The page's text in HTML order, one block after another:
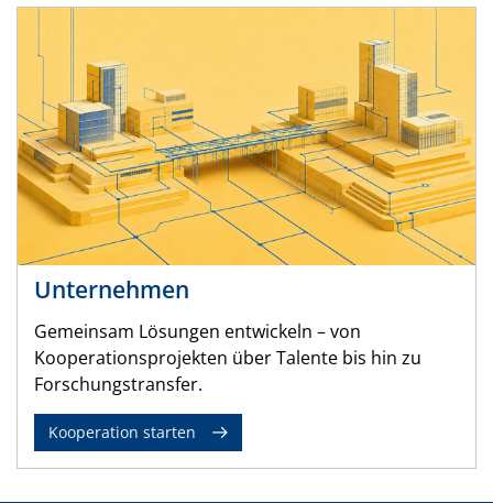
Unternehmen
Gemeinsam Lösungen entwickeln – von
Kooperationsprojekten über Talente bis hin zu
Forschungstransfer.
Kooperation starten